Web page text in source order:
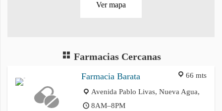
Ver mapa
Farmacias Cercanas
66 mts
Farmacia Barata
Avenida Pablo Livas, Nueva Agua,
8AM–8PM